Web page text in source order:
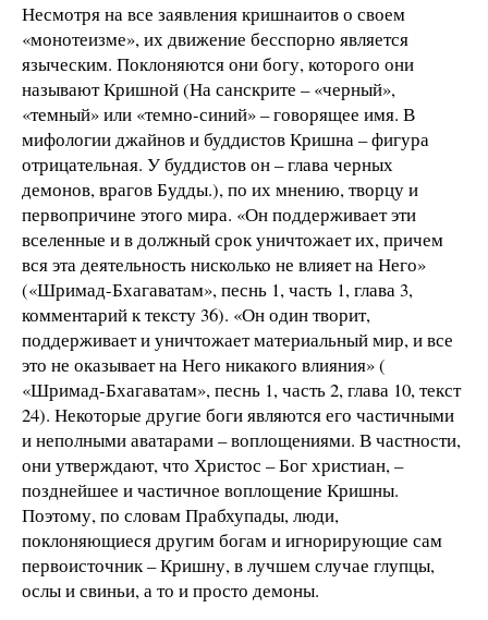
Несмотря на все заявления кришнаитов о своем
«монотеизме», их движение бесспорно является
языческим. Поклоняются они богу, которого они
называют Кришной (На санскрите – «черный»,
«темный» или «темно-синий» – говорящее имя. В
мифологии джайнов и буддистов Кришна – фигура
отрицательная. У буддистов он – глава черных
демонов, врагов Будды.), по их мнению, творцу и
первопричине этого мира. «Он поддерживает эти
вселенные и в должный срок уничтожает их, причем
вся эта деятельность нисколько не влияет на Него»
(«Шримад-Бхагаватам», песнь 1, часть 1, глава 3,
комментарий к тексту 36). «Он один творит,
поддерживает и уничтожает материальный мир, и все
это не оказывает на Него никакого влияния» (
«Шримад-Бхагаватам», песнь 1, часть 2, глава 10, текст
24). Некоторые другие боги являются его частичными
и неполными аватарами – воплощениями. В частности,
они утверждают, что Христос – Бог христиан, –
позднейшее и частичное воплощение Кришны.
Поэтому, по словам Прабхупады, люди,
поклоняющиеся другим богам и игнорирующие сам
первоисточник – Кришну, в лучшем случае глупцы,
ослы и свиньи, а то и просто демоны.